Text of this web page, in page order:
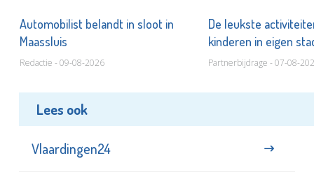
Automobilist belandt in sloot in
Maassluis
Redactie - 09-08-2026
De leukste
kinderen in eigen
Partnerbijdrage - 07-08-
Lees ook
Vlaardingen24